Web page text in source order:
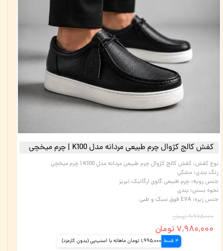
کفش کالج کژوال چرم طبیعی مردانه مدل K100 | چرم میخچی
نوع کفش: کفش کالج کژوال چرم طبیعی مردانه مدل K100 | چرم میخچی
رنگ بندی: مشکی
جنس رویه: چرم طبیعی گاوی ارگانیک تبریز
نحوه بستن: بندی
جنس زیره: EVA فوق سبک و طبی
۹,۹۷۵,۰۰۰ تومان
۷,۹۸۰,۰۰۰ تومان
4 قسط 1,995,000 تومان ماهانه با اسنپ‌پی (بدون کارمزد)